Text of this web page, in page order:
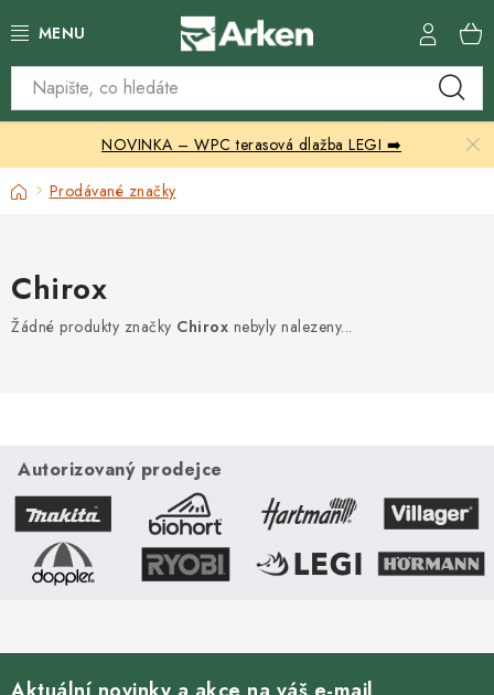
na
Skleníky
Zahradní přístřešky
Vytápění
NOVINKA – WPC terasová dlažba LEGI ➡️
DomůProdávané značky
Chirox
Žádné produkty značky Chirox nebyly nalezeny...
Autorizovaný prodejce